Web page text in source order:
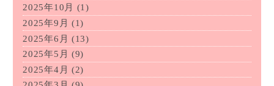
2025年10月
(1)
2025年9月 (1)
2025年6月 (13)
2025年5月 (9)
2025年4月 (2)